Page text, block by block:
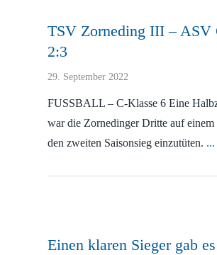
TSV Zorneding III – ASV
2:3
29. September 2022
FUSSBALL – C-Klasse 6 Eine
war die Zornedinger Dritte auf einem
den zweiten Saisonsieg einzutüten.
Einen klaren Sieger gab